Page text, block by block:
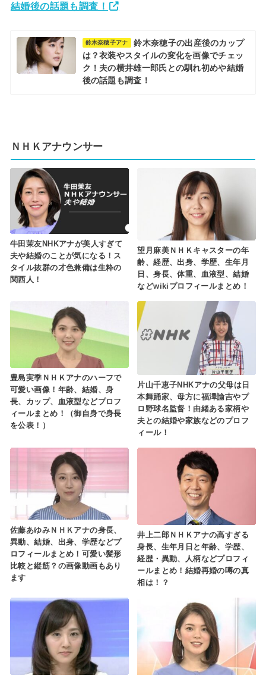
結婚後の話題も調査！
鈴木奈穂子アナ
鈴木奈穂子の出産後のカップ
は？衣装やスタイルの変化を画像でチェッ
ク！夫の横井雄一郎氏との馴れ初めや結婚
後の話題も調査！
ＮＨＫアナウンサー
牛田茉友NHKアナが美人すぎて
夫や結婚のことが気になる！ス
タイル抜群の才色兼備は生粋の
関西人！
望月麻美ＮＨＫキャスターの年
齢、経歴、出身、学歴、生年月
日、身長、体重、血液型、結婚
などwikiプロフィールまとめ！
豊島実季ＮＨＫアナのハーフで
可愛い画像！年齢、結婚、身
長、カップ、血液型などプロフ
ィールまとめ！（御自身で身長
を公表！）
片山千恵子NHKアナの父母は日
本舞踊家、母方に福澤諭吉やプ
ロ野球名監督！由緒ある家柄や
夫との結婚や家族などのプロフ
ィール！
佐藤あゆみＮＨＫアナの身長、
異動、結婚、出身、学歴などプ
ロフィールまとめ！可愛い髪形
比較と縦筋？の画像動画もあり
ます
井上二郎ＮＨＫアナの高すぎる
身長、生年月日と年齢、学歴、
経歴・異動、人柄などプロフィ
ールまとめ！結婚再婚の噂の真
相は！？